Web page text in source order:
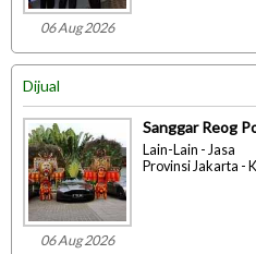
06 Aug 2026
Dijual
06 Aug 2026
Sanggar Reog
Lain-Lain - Jasa
Provinsi Jakarta -